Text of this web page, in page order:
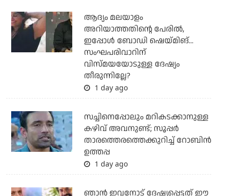
ആദ്യം മലയാളം
അറിയാത്തതിന്റെ പേരില്‍,
ഇപ്പോള്‍ ബോഡി ഷെയ്മിങ്...
സംഘപരിവാറിന്
വിസ്മയയോടുള്ള ദേഷ്യം
തീരുന്നില്ലേ?
1 day ago
സച്ചിനെപ്പോലും മറികടക്കാനുള്ള
കഴിവ് അവനുണ്ട്; സൂപ്പര്‍
താരത്തെരത്തെക്കുറിച്ച് റോബിന്‍
ഉത്തപ്പ
1 day ago
ഞാന്‍ ഇവനോട് ദേഷ്യപ്പെട്ടത് ഈ